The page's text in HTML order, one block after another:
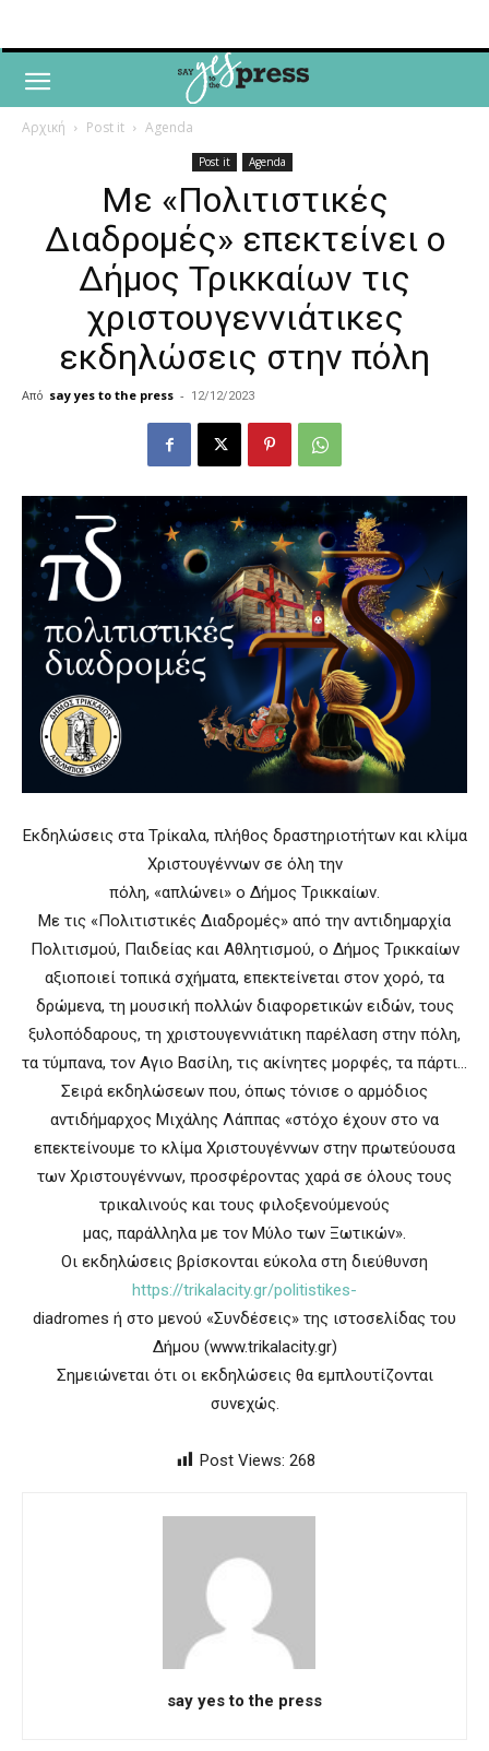
Αρχική Post it Agenda
Post it Agenda
Με «Πολιτιστικές
Διαδρομές» επεκτείνει ο
Δήμος Τρικκαίων τις
χριστουγεννιάτικες
εκδηλώσεις στην πόλη
Από say yes to the press - 12/12/2023
Εκδηλώσεις στα Τρίκαλα, πλήθος δραστηριοτήτων και κλίμα
Χριστουγέννων σε όλη την
πόλη, «απλώνει» ο Δήμος Τρικκαίων.
Με τις «Πολιτιστικές Διαδρομές» από την αντιδημαρχία
Πολιτισμού, Παιδείας και Αθλητισμού, ο Δήμος Τρικκαίων
αξιοποιεί τοπικά σχήματα, επεκτείνεται στον χορό, τα
δρώμενα, τη μουσική πολλών διαφορετικών ειδών, τους
ξυλοπόδαρους, τη χριστουγεννιάτικη παρέλαση στην πόλη,
τα τύμπανα, τον Αγιο Βασίλη, τις ακίνητες μορφές, τα πάρτι…
Σειρά εκδηλώσεων που, όπως τόνισε ο αρμόδιος
αντιδήμαρχος Μιχάλης Λάππας «στόχο έχουν στο να
επεκτείνουμε το κλίμα Χριστουγέννων στην πρωτεύουσα
των Χριστουγέννων, προσφέροντας χαρά σε όλους τους
τρικαλινούς και τους φιλοξενούμενούς
μας, παράλληλα με τον Μύλο των Ξωτικών».
Οι εκδηλώσεις βρίσκονται εύκολα στη διεύθυνση
https://trikalacity.gr/politistikes-
diadromes ή στο μενού «Συνδέσεις» της ιστοσελίδας του
Δήμου (www.trikalacity.gr)
Σημειώνεται ότι οι εκδηλώσεις θα εμπλουτίζονται
συνεχώς.
Post Views: 268
say yes to the press